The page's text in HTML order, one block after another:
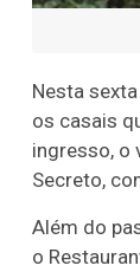
Nesta
os casais
ingresso, o
Secreto,
Além do
o